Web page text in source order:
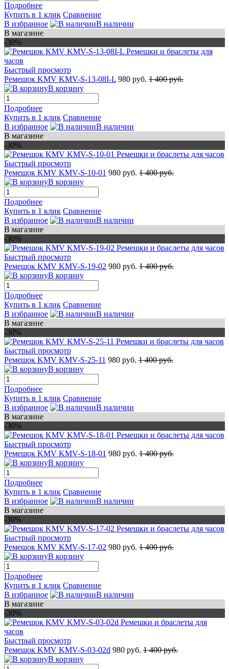
Подробнее
Купить в 1 клик Сравнение
В избранное
В наличии
В магазине
-30%
Быстрый просмотр
Ремешок KMV KMV-S-13-08I-L 980 руб. 1 400 руб.
В корзину
Подробнее
Купить в 1 клик Сравнение
В избранное
В наличии
В магазине
-30%
Быстрый просмотр
Ремешок KMV KMV-S-10-01 980 руб. 1 400 руб.
В корзину
Подробнее
Купить в 1 клик Сравнение
В избранное
В наличии
В магазине
-30%
Быстрый просмотр
Ремешок KMV KMV-S-19-02 980 руб. 1 400 руб.
В корзину
Подробнее
Купить в 1 клик Сравнение
В избранное
В наличии
В магазине
-30%
Быстрый просмотр
Ремешок KMV KMV-S-25-11 980 руб. 1 400 руб.
В корзину
Подробнее
Купить в 1 клик Сравнение
В избранное
В наличии
В магазине
-30%
Быстрый просмотр
Ремешок KMV KMV-S-18-01 980 руб. 1 400 руб.
В корзину
Подробнее
Купить в 1 клик Сравнение
В избранное
В наличии
В магазине
-30%
Быстрый просмотр
Ремешок KMV KMV-S-17-02 980 руб. 1 400 руб.
В корзину
Подробнее
Купить в 1 клик Сравнение
В избранное
В наличии
В магазине
-30%
Быстрый просмотр
Ремешок KMV KMV-S-03-02d 980 руб. 1 400 руб.
В корзину